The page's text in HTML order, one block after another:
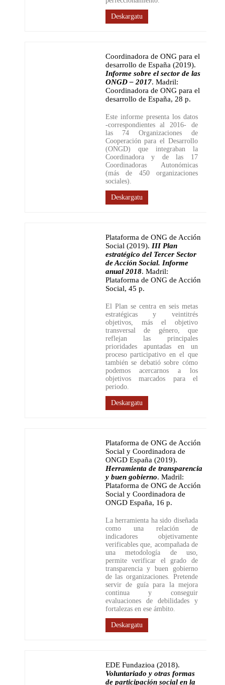
Deskargatu
Coordinadora de ONG para el
desarrollo de España (2019).
Informe sobre el sector de las
ONGD – 2017. Madril:
Coordinadora de ONG para el
desarrollo de España, 28 p.
Este informe presenta los datos
-correspondientes al 2016- de
las 74 Organizaciones de
Cooperación para el Desarrollo
(ONGD) que integraban la
Coordinadora y de las 17
Coordinadoras Autonómicas
(más de 450 organizaciones
sociales).
Deskargatu
Plataforma de ONG de Acción
Social (2019). III Plan
estratégico del Tercer Sector
de Acción Social. Informe
anual 2018. Madril:
Plataforma de ONG de Acción
Social, 45 p.
El Plan se centra en seis metas
estratégicas y veintitrés
objetivos, más el objetivo
transversal de género, que
reflejan las principales
prioridades apuntadas en un
proceso participativo en el que
también se debatió sobre cómo
podemos acercarnos a los
objetivos marcados para el
periodo.
Deskargatu
Plataforma de ONG de Acción
Social y Coordinadora de
ONGD España (2019).
Herramienta de transparencia
y buen gobierno. Madril:
Plataforma de ONG de Acción
Social y Coordinadora de
ONGD España, 16 p.
La herramienta ha sido diseñada
como una relación de
indicadores objetivamente
verificables que, acompañada de
una metodología de uso,
permite verificar el grado de
transparencia y buen gobierno
de las organizaciones. Pretende
servir de guía para la mejora
continua y conseguir
evaluaciones de debilidades y
fortalezas en ese ámbito.
Deskargatu
EDE Fundazioa (2018).
Voluntariado y otras formas
de participación social en la